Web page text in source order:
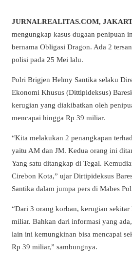
JURNALREALITAS.COM,
mengungkap kasus dugaan penipuan
bernama Obligasi Dragon. Ada 2
polisi pada 25 Mei lalu.
Polri Brigjen Helmy Santika selaku
Ekonomi Khusus (Dittipideksus)
kerugian yang diakibatkan oleh
mencapai hingga Rp 39 miliar.
“Kita melakukan 2 penangkapan
yaitu AM dan JM. Kedua orang ini
Yang satu ditangkap di Tegal.
Cirebon Kota,” ujar Dirtipideksus
Santika dalam jumpa pers di Mabes
“Dari 3 orang korban, kerugian
miliar. Bahkan dari informasi yang
lain ini kemungkinan bisa mencapai
Rp 39 miliar,” sambungnya.